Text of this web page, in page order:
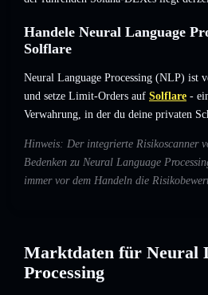
Handele Neural Language
Solflare
Neural Language Processing (NLP) ist
und setze Limit-Orders auf Solflare -
Verwahrung, in der du deine privaten
Hinweis: Der integrierte Risikoscanner
Bedenken zu Neural Language
immer vor dem Handeln die
Marktdaten für Neural
Processing